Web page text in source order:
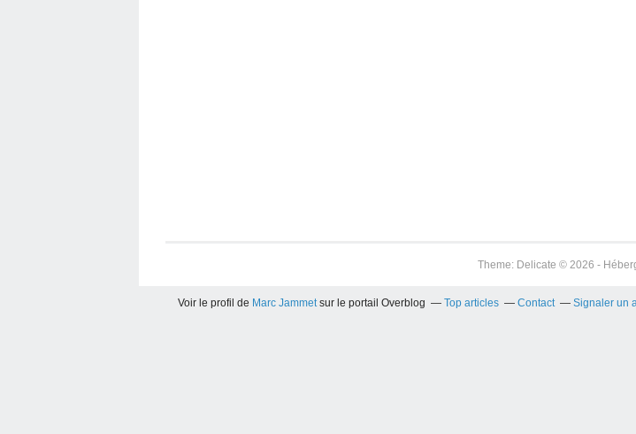
Theme: Delicate © 2026 -
Voir le profil de Marc Jammetsur le portail Overblog Top articles Contact Signaler un